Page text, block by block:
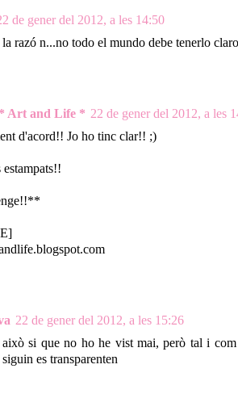
de gener del 2012, a les 14:50
razó n...no todo el mundo debe tenerlo
Art and Life * 22 de gener del 2012, a les
d'acord!! Jo ho tinc clar!! ;)
22 de gener del 2012, a les 15:26
això si que no ho he vist mai, però tal i
es transparenten